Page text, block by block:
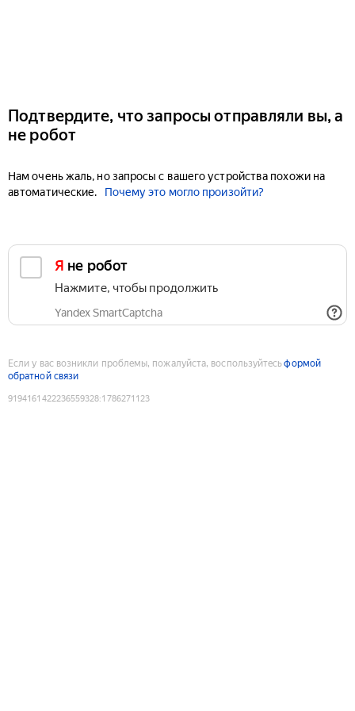
Подтвердите, что запросы отправляли вы, а
не робот
Нам очень жаль, но запросы с вашего устройства похожи на
автоматические.
Почему это могло произойти?
Я не робот
Нажмите, чтобы продолжить
Yandex SmartCaptcha
Если у вас возникли проблемы, пожалуйста, воспользуйтесьформой
обратной связи
9194161422236559328:1786271123